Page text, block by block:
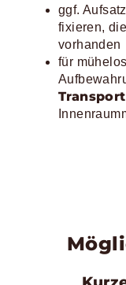
ggf.
fixieren,
vorhanden
für